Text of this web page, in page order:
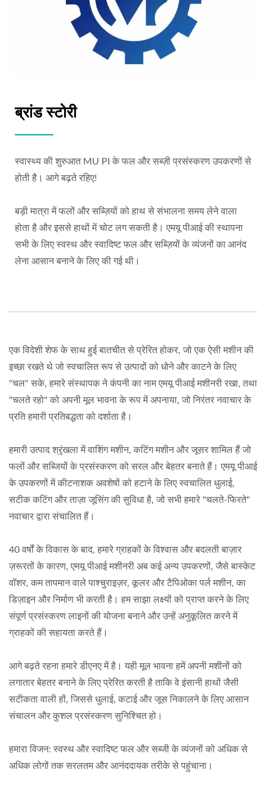
ब्रांड स्टोरी
स्वास्थ्य की शुरुआत MU PI के फल और सब्ज़ी प्रसंस्करण उपकरणों से
होती है। आगे बढ़ते रहिए!
बड़ी मात्रा में फलों और सब्ज़ियों को हाथ से संभालना समय लेने वाला
होता है और इससे हाथों में चोट लग सकती है। एमयू पीआई की स्थापना
सभी के लिए स्वस्थ और स्वादिष्ट फल और सब्ज़ियों के व्यंजनों का आनंद
लेना आसान बनाने के लिए की गई थी।
एक विदेशी शेफ के साथ हुई बातचीत से प्रेरित होकर, जो एक ऐसी मशीन की
इच्छा रखते थे जो स्वचालित रूप से उत्पादों को धोने और काटने के लिए
"चल" सके, हमारे संस्थापक ने कंपनी का नाम एमयू पीआई मशीनरी रखा, तथा
"चलते रहो" को अपनी मूल भावना के रूप में अपनाया, जो निरंतर नवाचार के
प्रति हमारी प्रतिबद्धता को दर्शाता है।
हमारी उत्पाद श्रृंखला में वाशिंग मशीन, कटिंग मशीन और जूसर शामिल हैं जो
फलों और सब्जियों के प्रसंस्करण को सरल और बेहतर बनाते हैं। एमयू पीआई
के उपकरणों में कीटनाशक अवशेषों को हटाने के लिए स्वचालित धुलाई,
सटीक कटिंग और ताज़ा जूसिंग की सुविधा है, जो सभी हमारे "चलते-फिरते"
नवाचार द्वारा संचालित हैं।
40 वर्षों के विकास के बाद, हमारे ग्राहकों के विश्वास और बदलती बाज़ार
ज़रूरतों के कारण, एमयू पीआई मशीनरी अब कई अन्य उपकरणों, जैसे बास्केट
वॉशर, कम तापमान वाले पाश्चुराइज़र, कूलर और टैपिओका पर्ल मशीन, का
डिज़ाइन और निर्माण भी करती है। हम साझा लक्ष्यों को प्राप्त करने के लिए
संपूर्ण प्रसंस्करण लाइनों की योजना बनाने और उन्हें अनुकूलित करने में
ग्राहकों की सहायता करते हैं।
आगे बढ़ते रहना हमारे डीएनए में है। यही मूल भावना हमें अपनी मशीनों को
लगातार बेहतर बनाने के लिए प्रेरित करती है ताकि वे इंसानी हाथों जैसी
सटीकता वाली हों, जिससे धुलाई, कटाई और जूस निकालने के लिए आसान
संचालन और कुशल प्रसंस्करण सुनिश्चित हो।
हमारा विजन: स्वस्थ और स्वादिष्ट फल और सब्जी के व्यंजनों को अधिक से
अधिक लोगों तक सरलतम और आनंददायक तरीके से पहुंचाना।